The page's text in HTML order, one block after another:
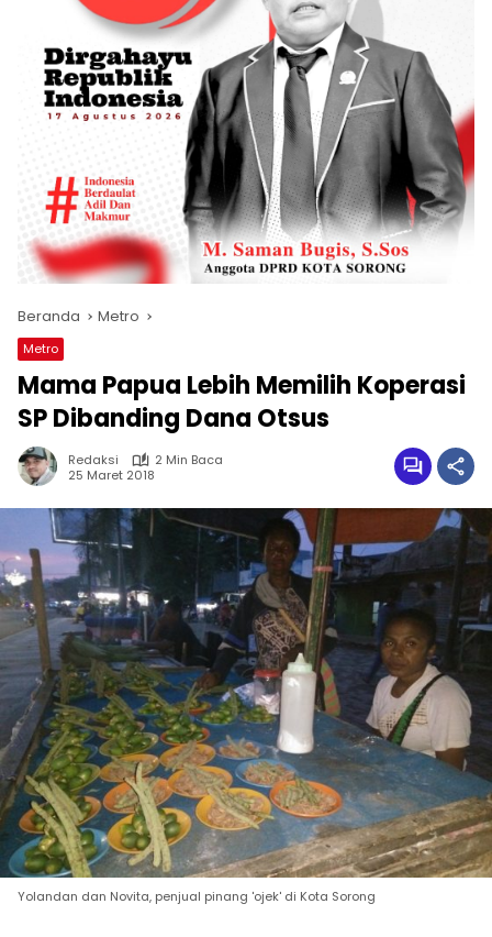
Beranda Metro
Metro
Mama Papua Lebih Memilih Koperasi
SP Dibanding Dana Otsus
Redaksi
2 Min Baca
25 Maret 2018
Yolandan dan Novita, penjual pinang 'ojek' di Kota Sorong